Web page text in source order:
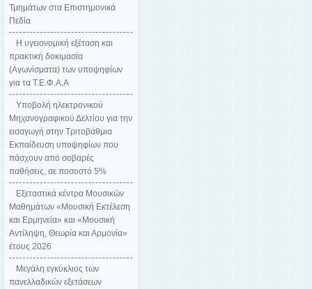
Τμημάτων στα Επιστημονικά
Πεδία
H υγειονομική εξέταση και
πρακτική δοκιμασία
(Αγωνίσματα) των υποψηφίων
για τα Τ.Ε.Φ.Α.Α
Υποβολή ηλεκτρονικού
Μηχανογραφικού Δελτίου για την
εισαγωγή στην Τριτοβάθμια
Εκπαίδευση υποψηφίων που
πάσχουν από σοβαρές
παθήσεις, σε ποσοστό 5%
Εξεταστικά κέντρα Μουσικών
Μαθημάτων «Μουσική Εκτέλεση
και Ερμηνεία» και «Μουσική
Αντίληψη, Θεωρία και Αρμονία»
έτους 2026
Μεγάλη εγκύκλιος των
πανελλαδικών εξετάσεων